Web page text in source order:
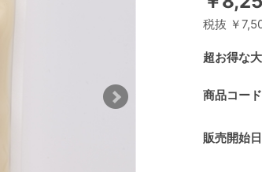
超お得な
税抜 ￥
商品コード
販売開始日